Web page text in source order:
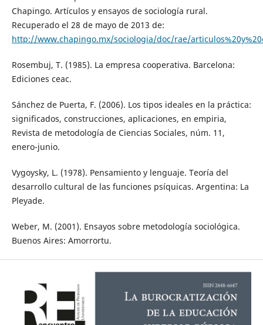
Chapingo. Artículos y ensayos de sociología rural.
Recuperado el 28 de mayo de 2013 de:
http://www.chapingo.mx/sociologia/doc/rae/
Rosembuj, T. (1985). La empresa cooperativa. Barcelona:
Ediciones ceac.
Sánchez de Puerta, F. (2006). Los tipos ideales en la práctica:
significados, construcciones, aplicaciones, en empiria,
Revista de metodología de Ciencias Sociales, núm. 11,
enero-junio.
Vygoysky, L. (1978). Pensamiento y lenguaje. Teoría del
desarrollo cultural de las funciones psíquicas. Argentina: La
Pleyade.
Weber, M. (2001). Ensayos sobre metodología sociológica.
Buenos Aires: Amorrortu.